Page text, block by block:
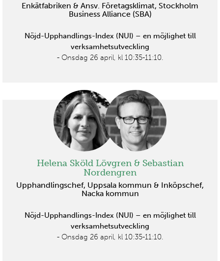
Enkätfabriken & Ansv. Företagsklimat, Stockholm
Business Alliance (SBA)
Nöjd-Upphandlings-Index (NUI) – en möjlighet till
verksamhetsutveckling
- Onsdag 26 april, kl 10:35-11:10.
Helena Sköld Lövgren & Sebastian
Nordengren
Upphandlingschef, Uppsala kommun & Inköpschef,
Nacka kommun
Nöjd-Upphandlings-Index (NUI) – en möjlighet till
verksamhetsutveckling
- Onsdag 26 april, kl 10:35-11:10.